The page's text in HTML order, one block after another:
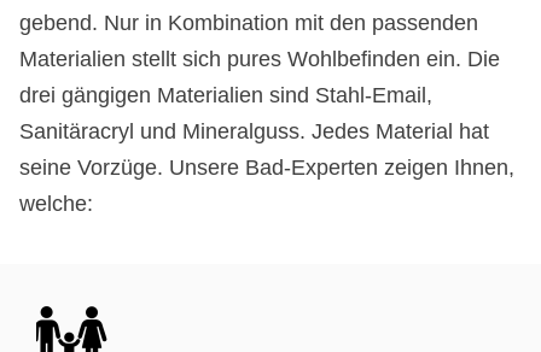
gebend. Nur in Kombi­nation mit den passenden
Materialien stellt sich pures Wohl­befinden ein. Die
drei gängigen Materialien sind Stahl-Email,
Sanitäracryl und Mineralguss. Jedes Material hat
seine Vorzüge. Unsere Bad-Experten zeigen Ihnen,
welche:
Bild